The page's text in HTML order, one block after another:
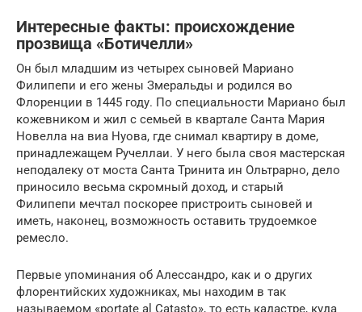
Интересные факты: происхождение
прозвища «Ботичелли»
Он был младшим из четырех сыновей Мариано
Филипепи и его жены Змеральды и родился во
Флоренции в 1445 году. По специальности Мариано был
кожевником и жил с семьей в квартале Санта Мария
Новелла на виа Нуова, где снимал квартиру в доме,
принадлежащем Ручеллаи. У него была своя мастерская
неподалеку от моста Санта Тринита ин Ольтрарно, дело
приносило весьма скромный доход, и старый
Филипепи мечтал поскорее пристроить сыновей и
иметь, наконец, возможность оставить трудоемкое
ремесло.
Первые упоминания об Алессандро, как и о других
флорентийских художниках, мы находим в так
называемом «portate al Catasto», то есть кадастре, куда